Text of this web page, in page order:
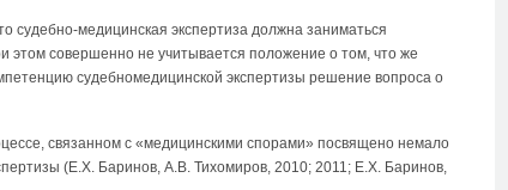
судебно-медицинская экспертиза должна заниматься
этом совершенно не учитывается положение о том, что же
судебномедицинской экспертизы решение вопроса о
связанном с «медицинскими спорами» посвящено немало
(Е.Х. Баринов, А.В. Тихомиров, 2010; 2011; Е.Х. Баринов,